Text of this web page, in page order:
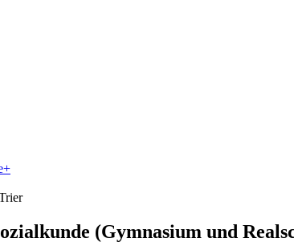
(Gymnasium und